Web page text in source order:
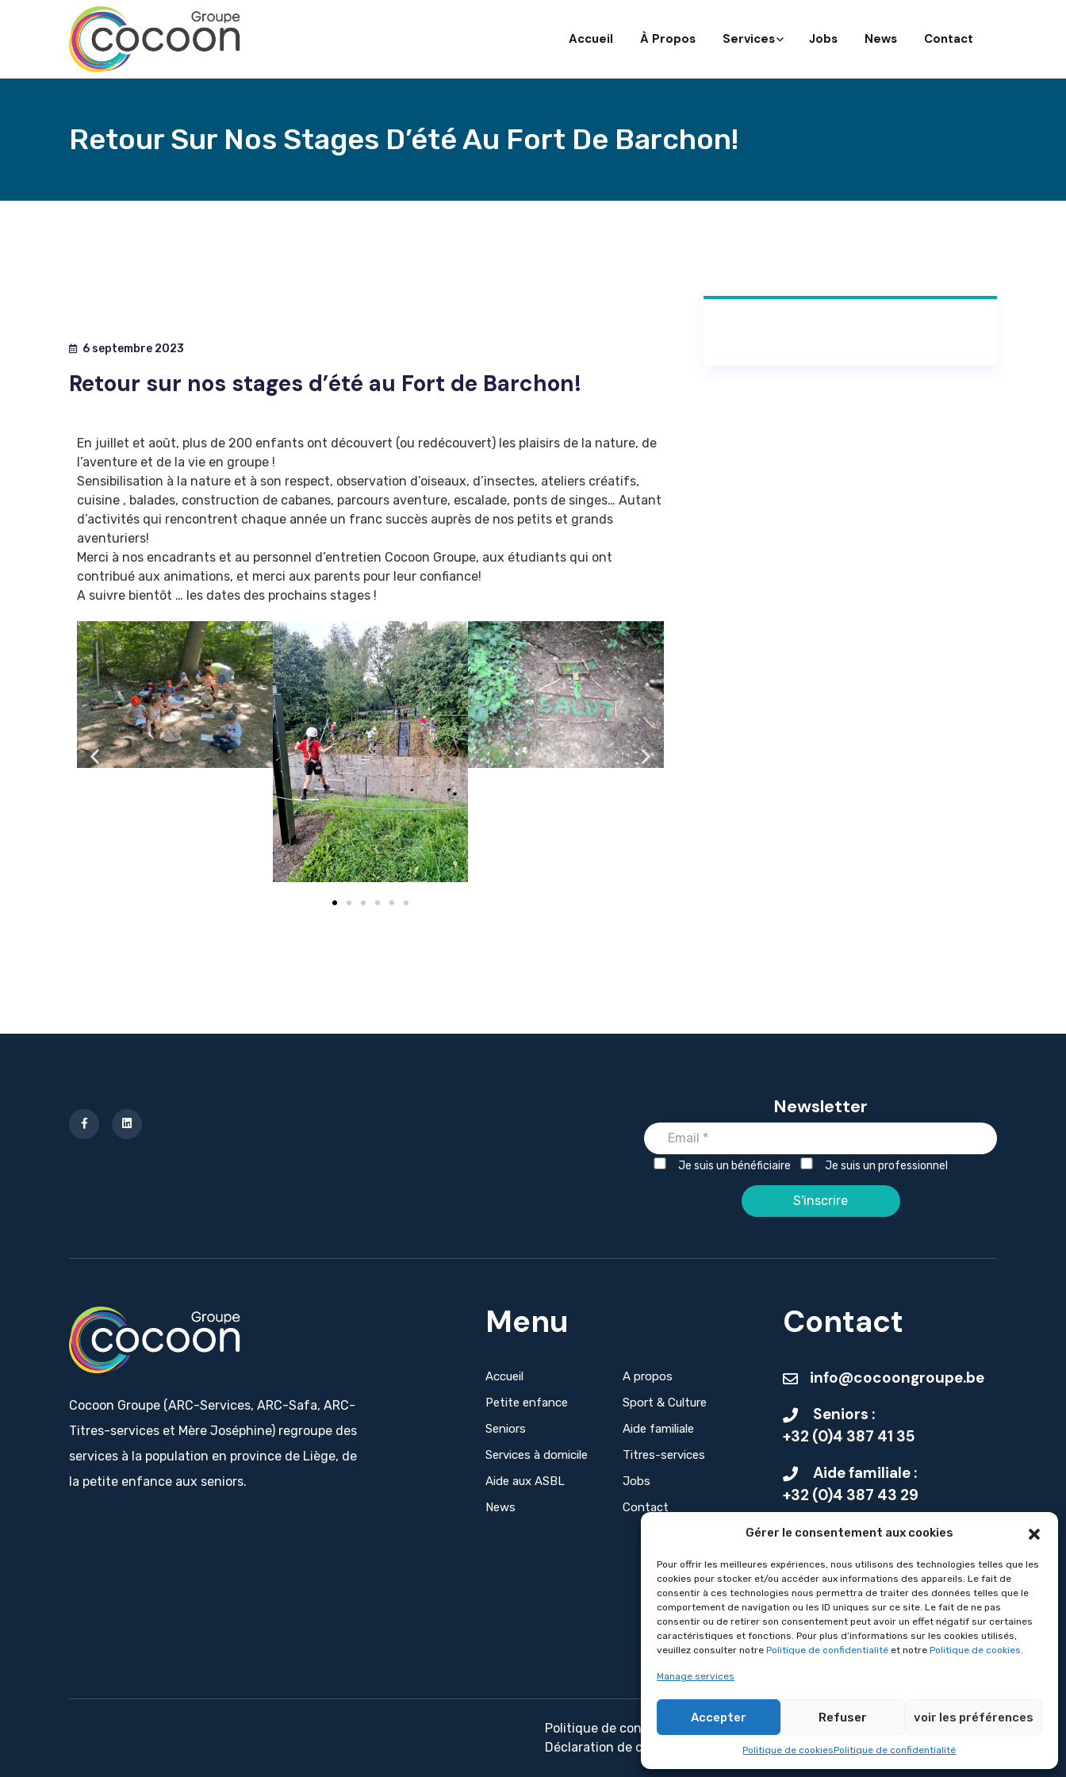
Gérer le consentement aux cookies
Pour offrir les meilleures expériences, nous utilisons des technologies telles que les
cookies pour stocker et/ou accéder aux informations des appareils. Le fait de
consentir à ces technologies nous permettra de traiter des données telles que le
comportement de navigation ou les ID uniques sur ce site. Le fait de ne pas
consentir ou de retirer son consentement peut avoir un effet négatif sur certaines
caractéristiques et fonctions. Pour plus d’informations sur les cookies utilisés,
veuillez consulter notre Politique de confidentialité et notre Politique de cookies.
Manage services
Accepter Refuser voir les préférences
Politique de cookiesPolitique de confidentialité
Accueil À Propos Services Jobs News Contact
Retour Sur Nos Stages D’été Au Fort De Barchon!
6 septembre 2023
Retour sur nos stages d’été au Fort de Barchon!
En juillet et août, plus de 200 enfants ont découvert (ou redécouvert) les plaisirs de la nature, de
l’aventure et de la vie en groupe !
Sensibilisation à la nature et à son respect, observation d’oiseaux, d’insectes, ateliers créatifs,
cuisine , balades, construction de cabanes, parcours aventure, escalade, ponts de singes… Autant
d’activités qui rencontrent chaque année un franc succès auprès de nos petits et grands
aventuriers!
Merci à nos encadrants et au personnel d’entretien Cocoon Groupe, aux étudiants qui ont
contribué aux animations, et merci aux parents pour leur confiance!
A suivre bientôt … les dates des prochains stages !
Newsletter
Je suis un bénéficiaire Je suis un professionnel
Cocoon Groupe (ARC-Services, ARC-Safa, ARC-
Titres-services et Mère Joséphine) regroupe des
services à la population en province de Liège, de
la petite enfance aux seniors.
Menu
Accueil
A propos
Petite enfance
Sport & Culture
Seniors
Aide familiale
Services à domicile
Titres-services
Aide aux ASBL
Jobs
News
Contact
Contact
info@cocoongroupe.be
Seniors :
+32 (0)4 387 41 35
Aide familiale :
+32 (0)4 387 43 29
Petite enfance :
Les autres services :
+32 (0)4 387 43 64
Politique de confidentialité
Politique des cookies
Déclaration de confidentialité - Seniors